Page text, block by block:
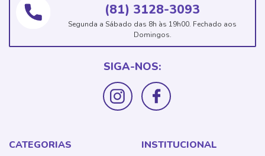
(81) 3128-3093
Segunda a Sábado das 8h às 19h00. Fechado aos
Domingos.
SIGA-NOS:
CATEGORIAS
INSTITUCIONAL